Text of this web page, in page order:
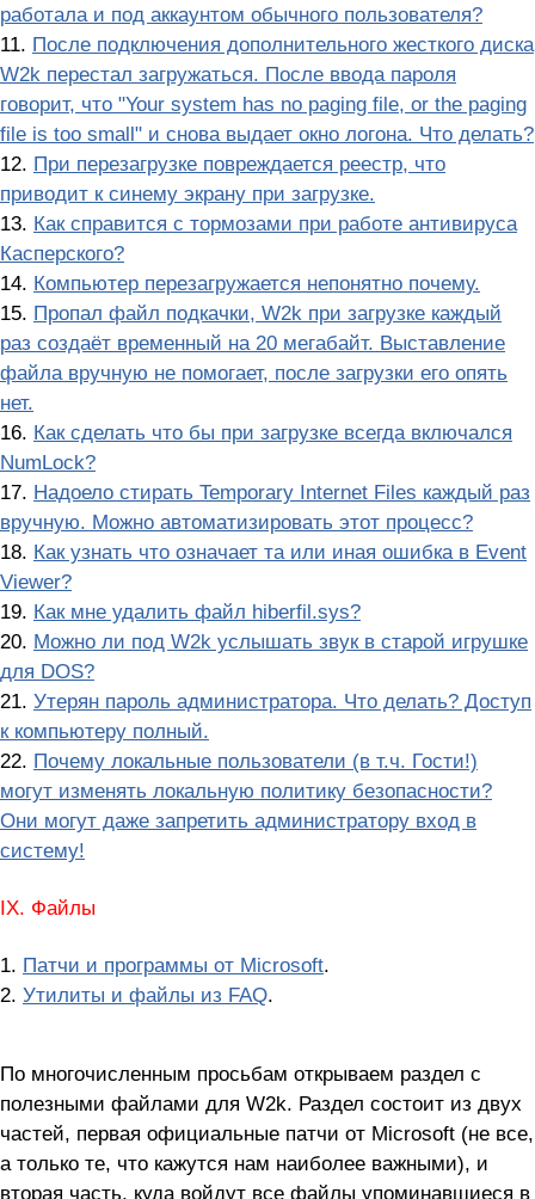
работала и под аккаунтом обычного пользователя?
11. После подключения дополнительного жесткого диска
W2k перестал загружаться. После ввода пароля
говорит, что "Your system has no paging file, or the paging
file is too small" и снова выдает окно логона. Что делать?
12. При перезагрузке повреждается реестр, что
приводит к синему экрану при загрузке.
13. Как справится с тормозами при работе антивируса
Касперского?
14. Компьютер перезагружается непонятно почему.
15. Пропал файл подкачки, W2k при загрузке каждый
раз создаёт временный на 20 мегабайт. Выставление
файла вручную не помогает, после загрузки его опять
нет.
16. Как сделать что бы при загрузке всегда включался
NumLock?
17. Надоело стирать Temporary Internet Files каждый раз
вручную. Можно автоматизировать этот процесс?
18. Как узнать что означает та или иная ошибка в Event
Viewer?
19. Как мне удалить файл hiberfil.sys?
20. Можно ли под W2k услышать звук в старой игрушке
для DOS?
21. Утерян пароль администратора. Что делать? Доступ
к компьютеру полный.
22. Почему локальные пользователи (в т.ч. Гости!)
могут изменять локальную политику безопасности?
Они могут даже запретить администратору вход в
систему!
IX. Файлы
1. Патчи и программы от Microsoft.
2. Утилиты и файлы из FAQ.
По многочисленным просьбам открываем раздел с
полезными файлами для W2k. Раздел состоит из двух
частей, первая официальные патчи от Microsoft (не все,
а только те, что кажутся нам наиболее важными), и
вторая часть, куда войдут все файлы упоминавшиеся в